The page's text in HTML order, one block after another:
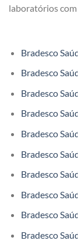
laboratórios
Bradesco
Bradesco
Bradesco
Bradesco
Bradesco
Bradesco
Bradesco
Bradesco
Bradesco
Bradesco